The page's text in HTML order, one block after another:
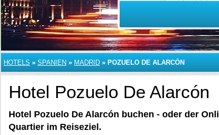
HOTELS » SPANIEN » MADRID » POZUELO DE ALARCÓN
Hotel Pozuelo De Alarcón
Hotel Pozuelo De Alarcón buchen - oder der
Quartier im Reiseziel.